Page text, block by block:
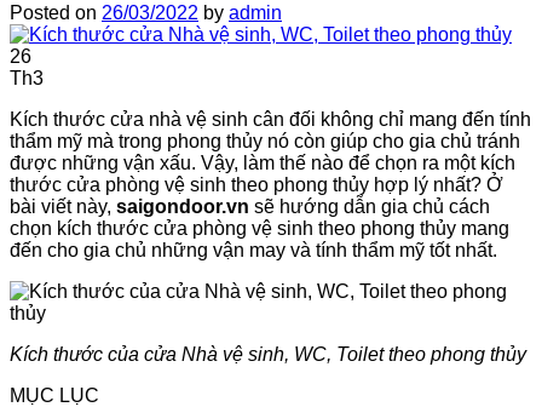
Posted on 26/03/2022 by admin
26
Th3
Kích thước cửa nhà vệ sinh cân đối không chỉ mang đến tính
thẩm mỹ mà trong phong thủy nó còn giúp cho gia chủ tránh
được những vận xấu. Vậy, làm thế nào để chọn ra một kích
thước cửa phòng vệ sinh theo phong thủy hợp lý nhất? Ở
bài viết này, saigondoor.vn sẽ hướng dẫn gia chủ cách
chọn kích thước cửa phòng vệ sinh theo phong thủy mang
đến cho gia chủ những vận may và tính thẩm mỹ tốt nhất.
Kích thước của cửa Nhà vệ sinh, WC, Toilet theo phong thủy
MỤC LỤC